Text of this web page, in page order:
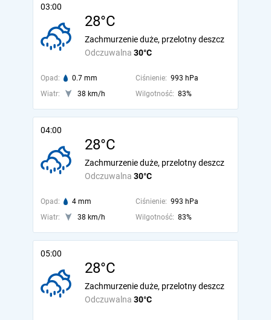
03:00
28°C
Odczuwalna 30°C
Zachmurzenie duże, przelotny deszcz
Opad: 0.7 mm Ciśnienie: 993 hPa
Wiatr:
38 km/h Wilgotność: 83%
04:00
28°C
Odczuwalna 30°C
Zachmurzenie duże, przelotny deszcz
Opad: 4 mm Ciśnienie: 993 hPa
Wiatr:
38 km/h Wilgotność: 83%
05:00
28°C
Odczuwalna 30°C
Zachmurzenie duże, przelotny deszcz